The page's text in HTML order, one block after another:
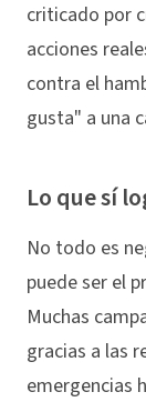
criticado por
acciones
contra el
gusta" a una
Lo que sí
No todo es
puede ser el
Muchas
gracias a las
emergencias